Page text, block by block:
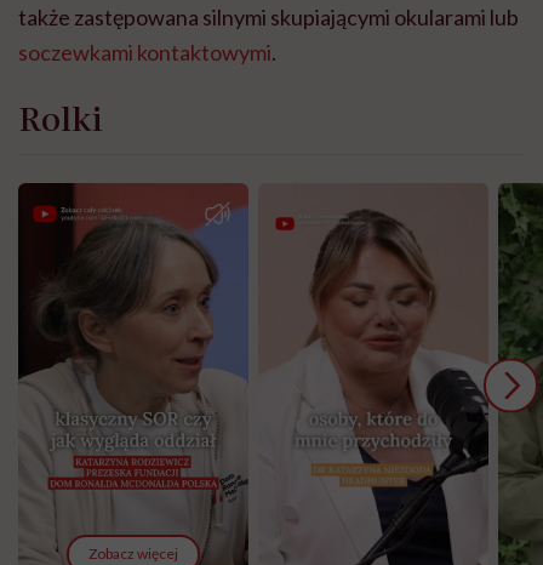
także zastępowana silnymi skupiającymi okularami lub
soczewkami kontaktowymi.
Rolki
Zobacz więcej